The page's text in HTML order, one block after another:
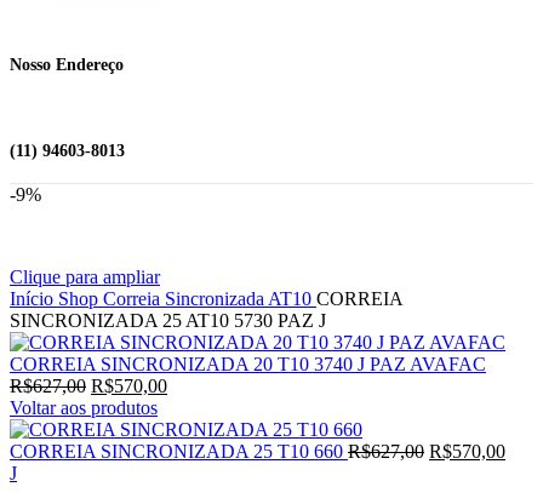
Nosso Endereço
(11) 94603-8013
-9%
Clique para ampliar
Início Shop Correia SincronizadaAT10 CORREIA
SINCRONIZADA 25 AT10 5730 PAZ J
CORREIA SINCRONIZADA 20 T10 3740 J PAZ AVAFAC
R$627,00 O
preço
original
era:
R$570,00O
atual
é:
Voltar aos produtos
CORREIA SINCRONIZADA 25 T10 660 R$627,00 O
R$570,00O
J